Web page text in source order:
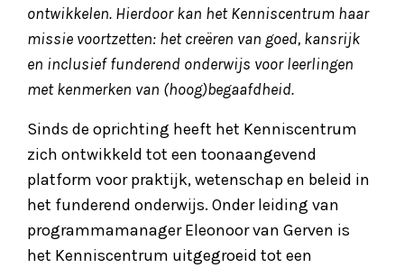
ontwikkelen. Hierdoor kan het Kenniscentrum haar
missie voortzetten: het creëren van goed, kansrijk
en inclusief funderend onderwijs voor leerlingen
met kenmerken van (hoog)begaafdheid.
Sinds de oprichting heeft het Kenniscentrum
zich ontwikkeld tot een toonaangevend
platform voor praktijk, wetenschap en beleid in
het funderend onderwijs. Onder leiding van
programmamanager Eleonoor van Gerven is
het Kenniscentrum uitgegroeid tot een